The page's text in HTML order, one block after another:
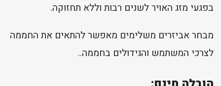
בפגעי מזג האויר לשנים רבות וללא תחזוקה.
מבחר אביזרים משלימים מאפשר להתאים את החממה
לצרכי המשתמש והגידולים בחממה..